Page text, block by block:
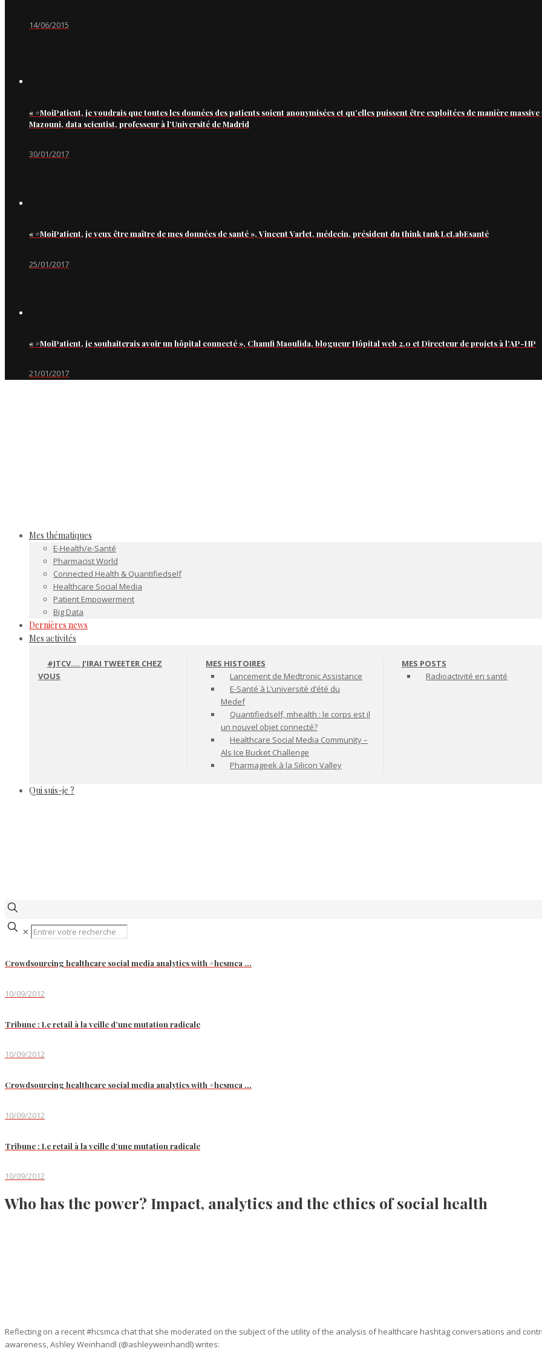
14/06/2015
« #MoiPatient, je voudrais que toutes les données des patients soient anonymisées et qu’elles puissent être exploitées de manière
Mazouni, data scientist, professeur à l’Université de Madrid
30/01/2017
« #MoiPatient, je veux être maître de mes données de santé », Vincent Varlet, médecin, président du think tank LeLabEsanté
25/01/2017
« #MoiPatient, je souhaiterais avoir un hôpital connecté », Chamfi Maoulida, blogueur Hôpital web 2.0 et Directeur de projets à l’AP-HP
21/01/2017
Mes thématiques
E-Health/e-Santé
Pharmacist World
Connected Health & Quantifiedself
Healthcare Social Media
Patient Empowerment
Big Data
Dernières news
Mes activités
#JTCV…. J’IRAI TWEETER CHEZ
VOUS
MES HISTOIRES
Lancement de Medtronic Assistance
E-Santé à L’université d’été du
Medef
Quantifiedself, mhealth : le corps est il
un nouvel objet connecté?
Healthcare Social Media Community –
Als Ice Bucket Challenge
Pharmageek à la Silicon Valley
MES POSTS
Radioactivité en santé
Qui suis-je ?
✕
Crowdsourcing healthcare social media analytics with #hcsmca …
10/09/2012
Tribune : Le retail à la veille d’une mutation radicale
10/09/2012
Crowdsourcing healthcare social media analytics with #hcsmca …
10/09/2012
Tribune : Le retail à la veille d’une mutation radicale
10/09/2012
Who has the power? Impact, analytics and the ethics of social health
Reflecting on a recent #hcsmca chat that she moderated on the subject of the utility of the analysis of healthcare hashtag conversations and
awareness, Ashley Weinhandl (@ashleyweinhandl) writes: